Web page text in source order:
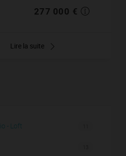
277 000 €
Lire la suite
- Loft